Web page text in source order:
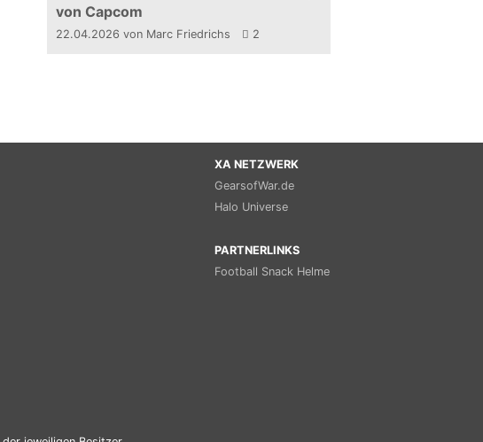
von Capcom
22.04.2026 von Marc Friedrichs 2
XA NETZWERK
GearsofWar.de
Halo Universe
PARTNERLINKS
Football Snack Helme